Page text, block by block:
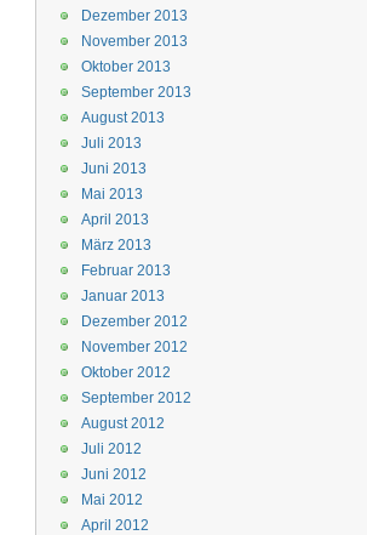
Dezember 2013
November 2013
Oktober 2013
September 2013
August 2013
Juli 2013
Juni 2013
Mai 2013
April 2013
März 2013
Februar 2013
Januar 2013
Dezember 2012
November 2012
Oktober 2012
September 2012
August 2012
Juli 2012
Juni 2012
Mai 2012
April 2012